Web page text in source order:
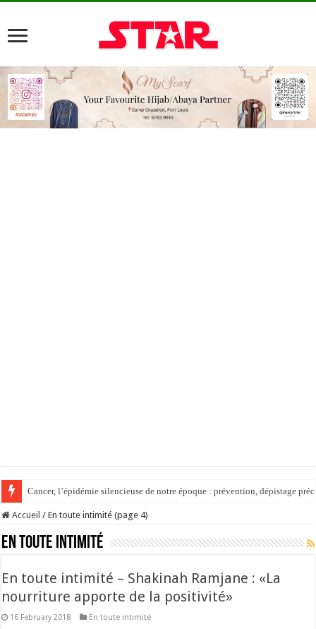
Cancer, l’épidémie silencieuse de notre époque : prévention, dépistage
Accueil / En toute intimité (page 4)
En toute intimité
En toute intimité – Shakinah Ramjane : «La
nourriture apporte de la positivité»
16 February 2018 En toute intimité